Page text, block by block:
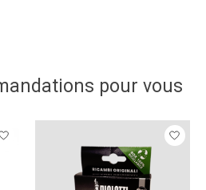
pour vous
produits